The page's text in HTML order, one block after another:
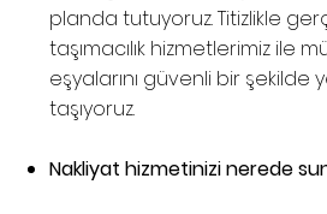
planda tutuyoruz. Titizlikle
taşımacılık hizmetlerimiz ile
eşyalarını güvenli bir şekilde
taşıyoruz.
Nakliyat hizmetinizi nerede